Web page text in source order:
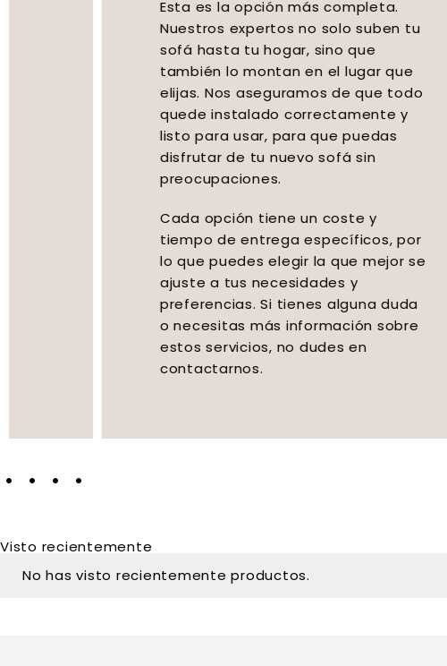
Esta es la opción más completa.
Nuestros expertos no solo suben tu
sofá hasta tu hogar, sino que
también lo montan en el lugar que
elijas. Nos aseguramos de que todo
quede instalado correctamente y
listo para usar, para que puedas
disfrutar de tu nuevo sofá sin
preocupaciones.
Cada opción tiene un coste y
tiempo de entrega específicos, por
lo que puedes elegir la que mejor se
ajuste a tus necesidades y
preferencias. Si tienes alguna duda
o necesitas más información sobre
estos servicios, no dudes en
contactarnos.
Visto recientemente
No has visto recientemente productos.